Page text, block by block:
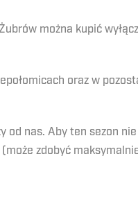
można kupić
oraz w
nas. Aby ten sezon nie
zdobyć